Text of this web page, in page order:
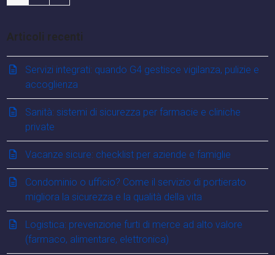
Articoli recenti
Servizi integrati: quando G4 gestisce vigilanza, pulizie e
accoglienza
Sanità: sistemi di sicurezza per farmacie e cliniche
private
Vacanze sicure: checklist per aziende e famiglie
Condominio o ufficio? Come il servizio di portierato
migliora la sicurezza e la qualità della vita
Logistica: prevenzione furti di merce ad alto valore
(farmaco, alimentare, elettronica)